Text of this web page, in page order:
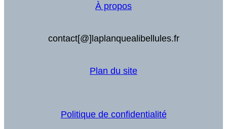
À propos
contact[@]laplanquealibellules.fr
Plan du site
Politique de confidentialité